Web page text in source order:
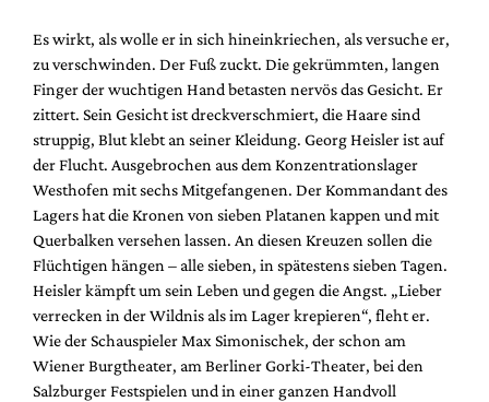
Podcast
Service
Shop / Abo
Newsletter
Redaktion
Autor:innen
Partner
Mediadaten
Suche
Es wirkt, als wolle er in sich hineinkriechen, als versuche er,
zu verschwinden. Der Fuß zuckt. Die gekrümmten, langen
Finger der wuchtigen Hand betasten nervös das Gesicht. Er
zittert. Sein Gesicht ist dreckverschmiert, die Haare sind
struppig, Blut klebt an seiner Kleidung. Georg Heisler ist auf
der Flucht. Ausgebrochen aus dem Konzentrationslager
Westhofen mit sechs Mitgefangenen. Der Kommandant des
Lagers hat die Kronen von sieben Platanen kappen und mit
Querbalken versehen lassen. An diesen Kreuzen sollen die
Flüchtigen hängen – alle sieben, in spätestens sieben Tagen.
Heisler kämpft um sein Leben und gegen die Angst. „Lieber
verrecken in der Wildnis als im Lager krepieren“, fleht er.
Wie der Schauspieler Max Simonischek, der schon am
Wiener Burgtheater, am Berliner Gorki-Theater, bei den
Salzburger Festspielen und in einer ganzen Handvoll